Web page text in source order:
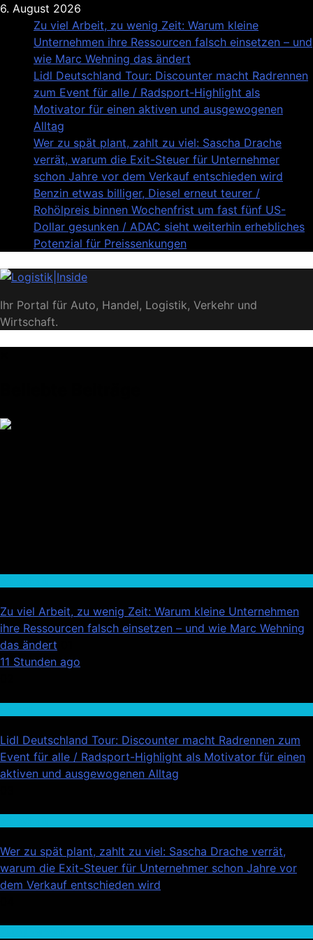
Skip
content
6. August 2026
Zu viel Arbeit, zu wenig Zeit: Warum kleine
Unternehmen ihre Ressourcen falsch einsetzen – und
wie Marc Wehning das ändert
Lidl Deutschland Tour: Discounter macht Radrennen
zum Event für alle / Radsport-Highlight als
Motivator für einen aktiven und ausgewogenen
Alltag
Wer zu spät plant, zahlt zu viel: Sascha Drache
verrät, warum die Exit-Steuer für Unternehmer
schon Jahre vor dem Verkauf entschieden wird
Benzin etwas billiger, Diesel erneut teurer /
Rohölpreis binnen Wochenfrist um fast fünf US-
Dollar gesunken / ADAC sieht weiterhin erhebliches
Potenzial für Preissenkungen
Logistik|Inside
Ihr Portal für Auto, Handel, Logistik, Verkehr und
Wirtschaft.
Zu viel Arbeit, zu wenig Zeit: Warum kleine Unternehmen
ihre Ressourcen falsch einsetzen – und wie Marc Wehning
das ändert
11 Stunden ago
Lidl Deutschland Tour: Discounter macht Radrennen zum
Event für alle / Radsport-Highlight als Motivator für einen
aktiven und ausgewogenen Alltag
Wer zu spät plant, zahlt zu viel: Sascha Drache verrät,
warum die Exit-Steuer für Unternehmer schon Jahre vor
dem Verkauf entschieden wird